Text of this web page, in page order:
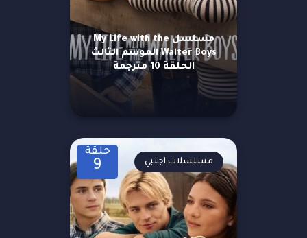
مسلسل My Life with the
Walter Boys الموسم الثالث
الحلقة 10 مترجمة
حلقة
9 مسلسلات اجنبي